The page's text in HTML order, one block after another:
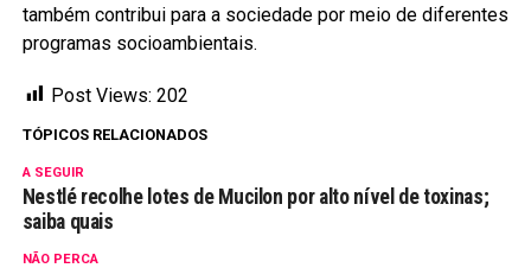
também contribui para a sociedade por meio de diferentes
programas socioambientais.
Post Views: 202
TÓPICOS RELACIONADOS
A SEGUIR
Nestlé recolhe lotes de Mucilon por alto nível de toxinas;
saiba quais
NÃO PERCA